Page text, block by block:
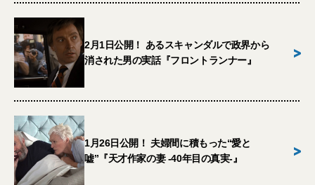
2月1日公開！ あるスキャンダルで政界から
消された男の実話『フロントランナー』
>
1月26日公開！ 夫婦間に積もった“愛と
嘘”『天才作家の妻 -40年目の真実-』
>